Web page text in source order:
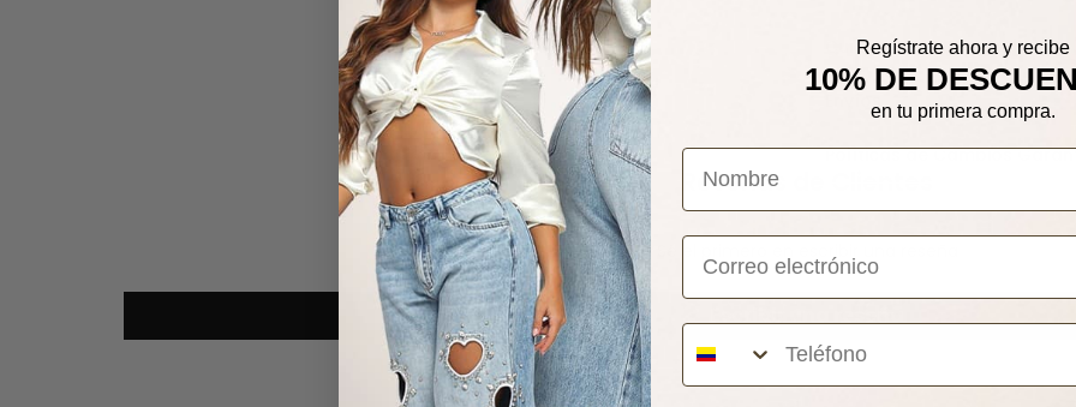
Cuidados de la prenda
Envíos
Políticas de Cambios
Reseñas de Clientes
Regístrate ahora y recibe
10% DE
en tu primera compra.
Correo electrónico